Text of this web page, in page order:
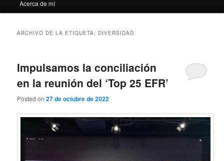
Acerca de mí
ARCHIVO DE LA ETIQUETA: DIVERSIDAD
Impulsamos la conciliación
en la reunión del ‘Top 25 EFR’
Posted on27 de octubre de 2022